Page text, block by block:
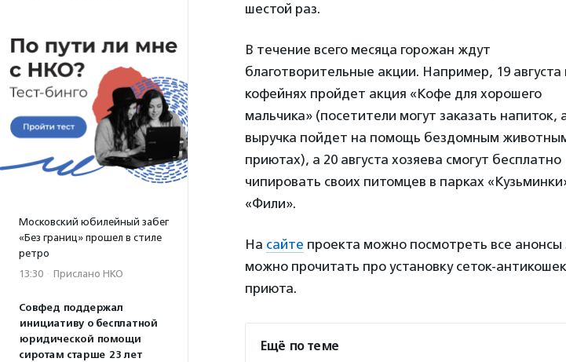
Московский юбилейный забег
«Без границ» прошел в стиле
ретро
13:30 · Прислано НКО
Совфед поддержал
инициативу о бесплатной
юридической помощи
сиротам старше 23 лет
шестой раз.
В течение всего месяца горожан ждут
благотворительные акции. Например, 19 августа
кофейнях пройдет акция «Кофе для хорошего
мальчика» (посетители могут заказать напиток,
выручка пойдет на помощь бездомным
приютах), а 20 августа хозяева смогут бесплатно
чипировать своих питомцев в парках
«Фили».
На сайте проекта можно посмотреть все
можно прочитать про установку сеток-
приюта.
Ещё по теме